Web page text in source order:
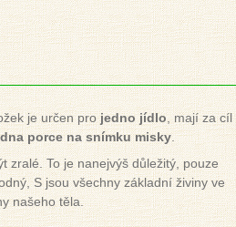
je určen projedno jídlo, mají za cíl
porce na snímku misky.
zralé. To je nanejvýš důležitý, pouze
S jsou všechny základní živiny ve
našeho těla.